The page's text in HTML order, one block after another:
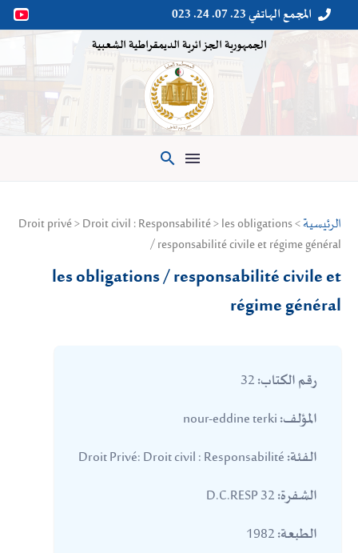

 المجمع الهاتفي 23. 07. 24. 023
الجمهورية الجزائرية الديمقراطية الشعبية

الرئيسية > Droit privé > Droit civil : Responsabilité > les obligations
/ responsabilité civile et régime général
les obligations / responsabilité civile et
régime général
رقم الكتاب:
المؤلف:
الفئة:
الشفرة:
الطبعة: